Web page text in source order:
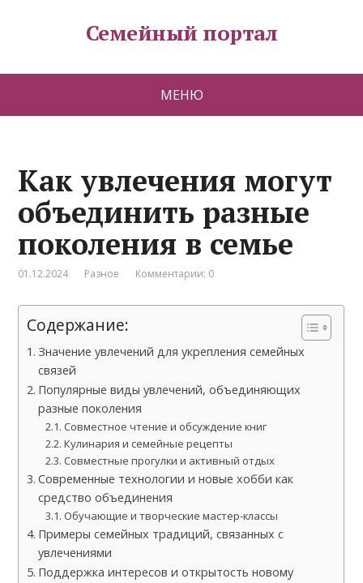
Семейный портал
МЕНЮ
Как увлечения могут
объединить разные
поколения в семье
01.12.2024 Разное Комментарии: 0
Содержание:
Значение увлечений для укрепления семейных
связей
Популярные виды увлечений, объединяющих
разные поколения
Совместное чтение и обсуждение книг
Кулинария и семейные рецепты
Совместные прогулки и активный отдых
Современные технологии и новые хобби как
средство объединения
Обучающие и творческие мастер-классы
Примеры семейных традиций, связанных с
увлечениями
Поддержка интересов и открытость новому